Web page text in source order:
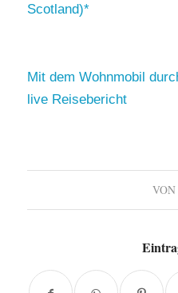
Scotland)
Mit dem Wohnmobil
live Reisebericht
VON